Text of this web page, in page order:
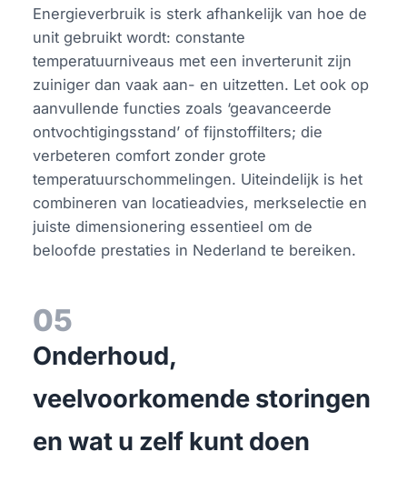
Energieverbruik is sterk afhankelijk van hoe de
unit gebruikt wordt: constante
temperatuurniveaus met een inverterunit zijn
zuiniger dan vaak aan- en uitzetten. Let ook op
aanvullende functies zoals ‘geavanceerde
ontvochtigingsstand’ of fijnstoffilters; die
verbeteren comfort zonder grote
temperatuurschommelingen. Uiteindelijk is het
combineren van locatieadvies, merkselectie en
juiste dimensionering essentieel om de
beloofde prestaties in Nederland te bereiken.
05
Onderhoud,
veelvoorkomende storingen
en wat u zelf kunt doen